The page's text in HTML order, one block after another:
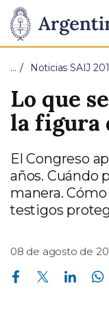
Presidencia
de
la
Nación
Pasar al
… Noticias SAIJ
Lo que
la figura
El Congreso
años. Cuándo
manera.
testigos
08 de agosto de
Compartir en Facebook Compartir en Twitter Compartir en Linkedin Compartir en Whatsapp